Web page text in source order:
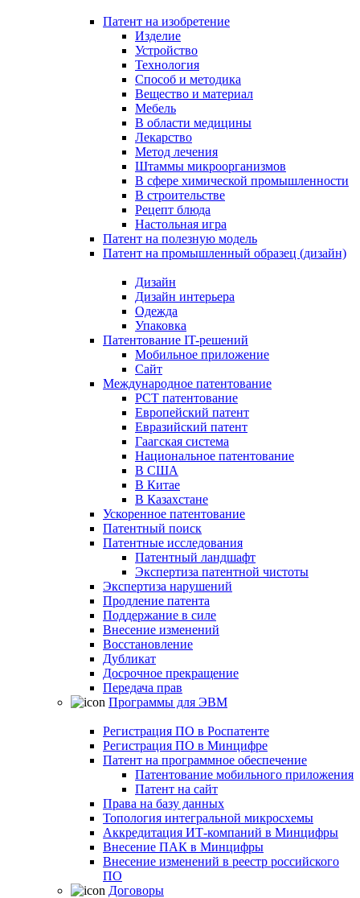
Патент на изобретение
Изделие
Устройство
Технология
Способ и методика
Вещество и материал
Мебель
В области медицины
Лекарство
Метод лечения
Штаммы микроорганизмов
В сфере химической промышленности
В строительстве
Рецепт блюда
Настольная игра
Патент на полезную модель
Патент на промышленный образец (дизайн)
Дизайн
Дизайн интерьера
Одежда
Упаковка
Патентование IT-решений
Мобильное приложение
Сайт
Международное патентование
PCT патентование
Европейский патент
Евразийский патент
Гаагская система
Национальное патентование
В США
В Китае
В Казахстане
Ускоренное патентование
Патентный поиск
Патентные исследования
Патентный ландшафт
Экспертиза патентной чистоты
Экспертиза нарушений
Продление патента
Поддержание в силе
Внесение изменений
Восстановление
Дубликат
Досрочное прекращение
Передача прав
Программы для ЭВМ
Регистрация ПО в Роспатенте
Регистрация ПО в Минцифре
Патент на программное обеспечение
Патентование мобильного приложения
Патент на сайт
Права на базу данных
Топология интегральной микросхемы
Аккредитация ИТ-компаний в Минцифры
Внесение ПАК в Минцифры
Внесение изменений в реестр российского
ПО
Договоры